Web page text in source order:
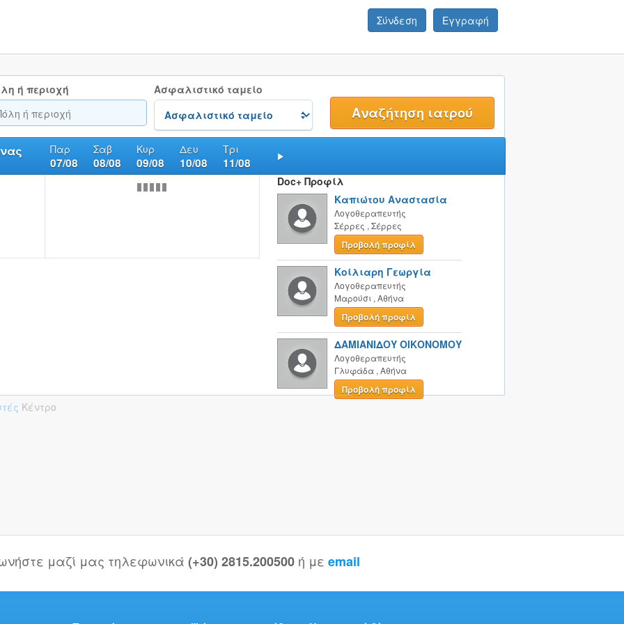
Σύνδεση Εγγραφή
ή περιοχή Ασφαλιστικό ταμείο
Παρ
07/08
Σαβ
08/08
Κυρ
09/08
Δευ
10/08
Τρι
11/08
Doc+ Προφίλ
Καπιώτου Αναστασία
Λογοθεραπευτής
Σέρρες , Σέρρες
Προβολή προφίλ
Κοίλιαρη Γεωργία
Λογοθεραπευτής
Μαρούσι , Αθήνα
Προβολή προφίλ
ΔΑΜΙΑΝΙΔΟΥ ΟΙΚΟΝΟΜΟΥ
Λογοθεραπευτής
Γλυφάδα , Αθήνα
Προβολή προφίλ
Κέντρο
μαζί μας τηλεφωνικά (+30) 2815.200500 ή με email